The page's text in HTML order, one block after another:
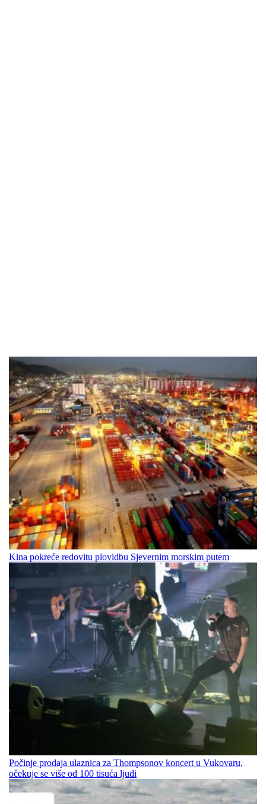
Kina pokreće redovitu plovidbu Sjevernim morskim putem
Počinje prodaja ulaznica za Thompsonov koncert u Vukovaru,
očekuje se više od 100 tisuća ljudi